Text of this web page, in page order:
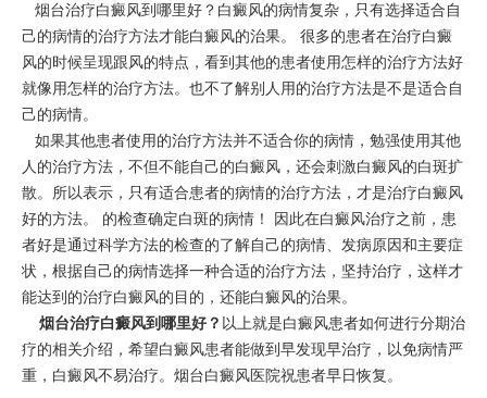
烟台治疗白癜风到哪里好？白癜风的病情复杂，只有选择适合自
己的病情的治疗方法才能白癜风的治果。 很多的患者在治疗白癜
风的时候呈现跟风的特点，看到其他的患者使用怎样的治疗方法好
就像用怎样的治疗方法。也不了解别人用的治疗方法是不是适合自
己的病情。
如果其他患者使用的治疗方法并不适合你的病情，勉强使用其他
人的治疗方法，不但不能自己的白癜风，还会刺激白癜风的白斑扩
散。所以表示，只有适合患者的病情的治疗方法，才是治疗白癜风
好的方法。 的检查确定白斑的病情！ 因此在白癜风治疗之前，患
者好是通过科学方法的检查的了解自己的病情、发病原因和主要症
状，根据自己的病情选择一种合适的治疗方法，坚持治疗，这样才
能达到的治疗白癜风的目的，还能白癜风的治果。
烟台治疗白癜风到哪里好？ 以上就是白癜风患者如何进行分期治
疗的相关介绍，希望白癜风患者能做到早发现早治疗，以免病情严
重，白癜风不易治疗。烟台白癜风医院祝患者早日恢复。